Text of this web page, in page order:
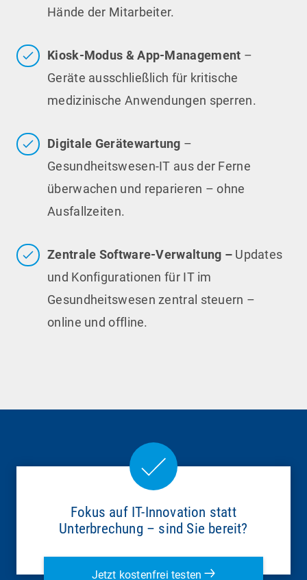
Hände der Mitarbeiter.
Kiosk-Modus & App-Management –
Geräte ausschließlich für kritische
medizinische Anwendungen sperren.
Digitale Gerätewartung –
Gesundheitswesen-IT aus der Ferne
überwachen und reparieren – ohne
Ausfallzeiten.
Zentrale Software-Verwaltung – Updates
und Konfigurationen für IT im
Gesundheitswesen zentral steuern –
online und offline.
Fokus auf IT-Innovation statt
Unterbrechung – sind Sie bereit?
Jetzt kostenfrei testen